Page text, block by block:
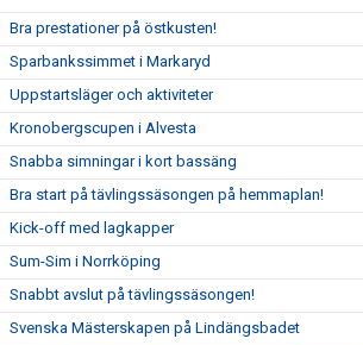
Bra prestationer på östkusten!
Sparbankssimmet i Markaryd
Uppstartsläger och aktiviteter
Kronobergscupen i Alvesta
Snabba simningar i kort bassäng
Bra start på tävlingssäsongen på hemmaplan!
Kick-off med lagkapper
Sum-Sim i Norrköping
Snabbt avslut på tävlingssäsongen!
Svenska Mästerskapen på Lindängsbadet